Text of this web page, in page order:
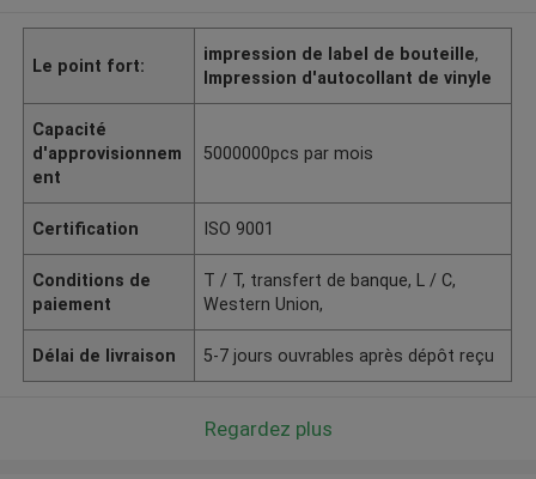
Le point fort:
impression de label de bouteille,
Impression d'autocollant de vinyle
Capacité
d'approvisionnem
ent
5000000pcs par mois
Certification ISO 9001
Conditions de
paiement
T / T, transfert de banque, L / C,
Western Union,
Délai de livraison 5-7 jours ouvrables après dépôt reçu
Regardez plus